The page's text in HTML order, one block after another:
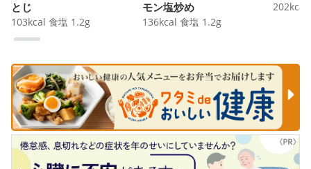
とじ
103kcal 食塩 1.2g
モン塩炒め
136kcal 食塩 1.2g
202kcal